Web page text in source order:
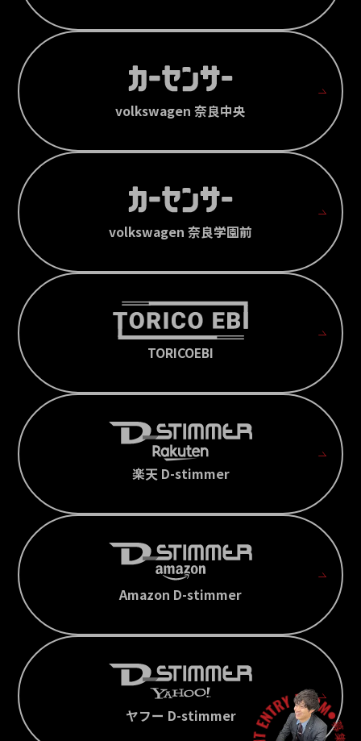
volkswagen 奈良中央
volkswagen 奈良学園前
TORICOEBI
楽天 D-stimmer
Amazon D-stimmer
ヤフー D-stimmer